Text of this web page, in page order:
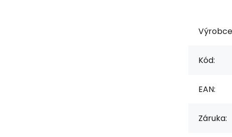
Kód:
EAN:
Záruka: